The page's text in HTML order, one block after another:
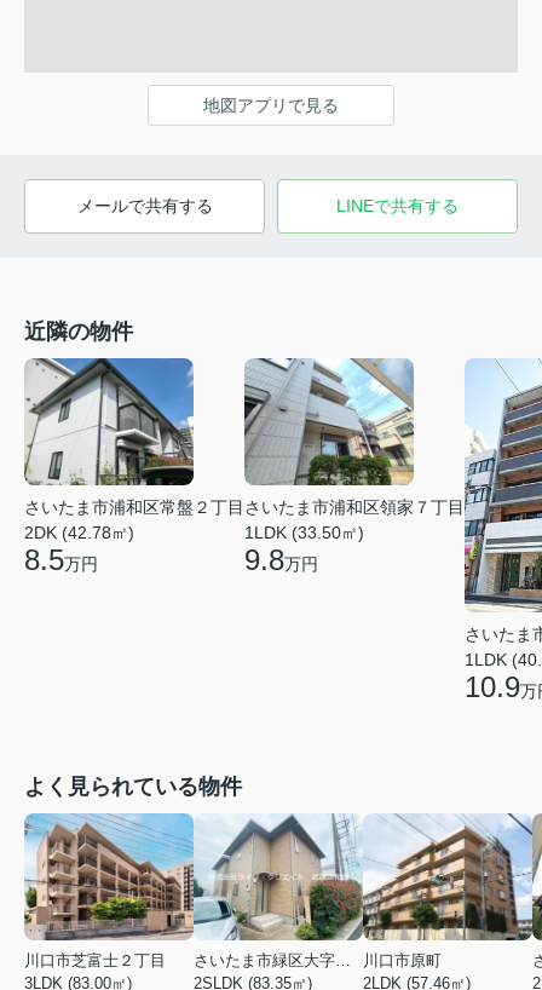
地図アプリで見る
メールで共有する LINEで共有する
近隣の物件
さいたま市浦和区常盤２丁目
2DK (42.78㎡)
8.5万円
さいたま市浦和区領家７丁目
1LDK (33.50㎡)
9.8万円
さいたま
1LDK
10.9万
よく見られている物件
川口市芝富士２丁目
3LDK (83.00㎡)
さいたま市緑区大字三室
2SLDK (83.35㎡)
川口市原町
2LDK (57.46㎡)